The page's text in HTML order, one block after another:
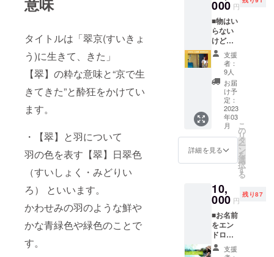
タイトルは「翠京(すいきょ
う)に生きて、きた」
【翠】の粋な意味と“京で生
きてきた”と酔狂をかけてい
ます。
・【翠】と羽について
羽の色を表す【翠】日翠色
（すいしょく・みどりい
ろ） といいます。
かわせみの羽のような鮮や
かな青緑色や緑色のことで
す。
てる活
動もし
ていま
す。
【insta
gram】
https://i
nstagra
m.com/
kirama
gic528h
igshid=
YmMy
MTA2M
2Y=
※2023
から順
次発送
し2023
年7月ま
でには
お届け
致しま
E3%83
%A2%
E3%83
%8B%
E3%82
%A2?
utm_m
edium=
ch_club
&utm_c
ampaig
n=g7JA
bFbYTX
nzGSA
cq-
09tQ-
476692
間：
2023/7/
31まで
に鑑定
です
が、生
年月日
をご確
認の
上、備
考に必
ずお書
きくだ
さい。
・ご自
身の生
年月日
・ご自
まれた
時間 ・
る方の
生年月
日（任
意） ・
気にな
る方の
生まれ
た時間
人数が
決まり
次第、
日程を
出し、
希望を
取りま
す。 ■
必要な
もの 備
考欄
に、平
日or土
日祝ど
参加ご
希望か
い。教
室は午
後の時
間の開
催とな
りま
す。ク
ニー
セミ
フォー
マルに
合う靴
(女性は
動きや
すい低
めの
ヒール
がオス
スメで
場所は
京都
(2023年
月予定)
で、備
考欄に
選択を
お願い
しま
す。 そ
師が
フォ
ローし
ます。
１支援
でお１
人様参
加可能
です。
●時間
２時間
レッス
装・靴
・動き
やすい
服 ・ス
ニー
カーと
セミ
フォー
マルに
合う靴
idiol –
カンナ
ビジ
オール
・ヘン
プに含
まれる
主要成
分の1つ
・健
康、美
容、医
療と幅
広い分
野で世
界的な
では日
常的に
使われ
るサプ
リメン
ト 農
薬、除
000 円
■物はい
らない
けど応
援しま
す！と
いう軽
やかで
心優し
い方。
クラ
ファン
が終了
しまし
たら限
定配信
の30分
「お礼
とクラ
ファン
に挑戦
してみ
ての感
想の動
支援
者：
9人
お届
け予
定：
2023
年03
月
詳細を見る
こ
の
リ
タ
ー
ン
を
選
択
す
る
10,
000 円
残り87
■お名前
をエン
ドロー
ルのク
レジッ
支援